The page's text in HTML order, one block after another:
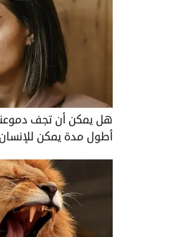
هل يمكن أن تجف
أطول مدة يمكن